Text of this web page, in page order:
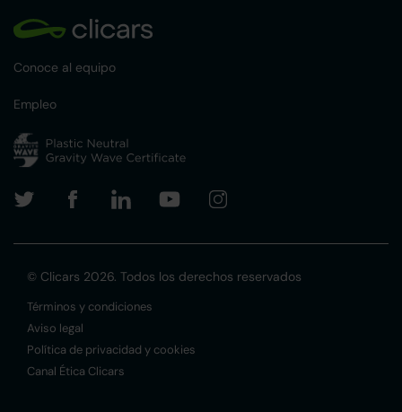
Conoce al equipo
Empleo
© Clicars 2026. Todos los derechos reservados
Términos y condiciones
Aviso legal
Política de privacidad y cookies
Canal Ética Clicars